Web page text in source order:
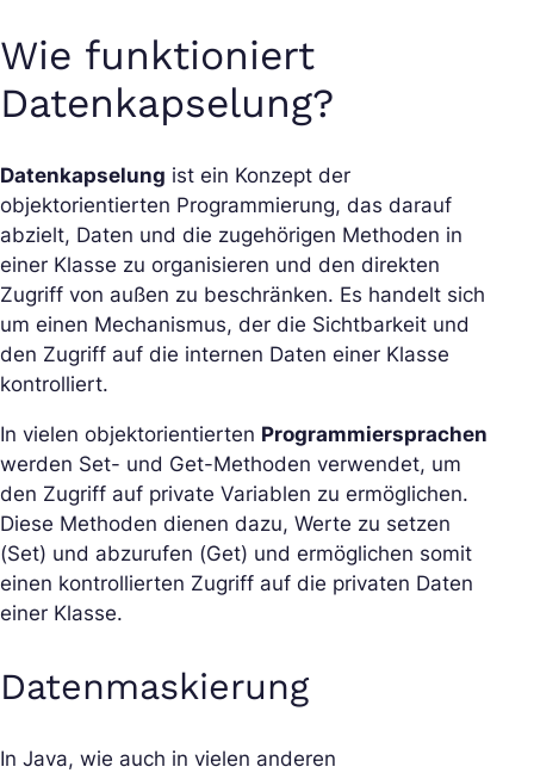
Wie funktioniert
Datenkapselung?
Datenkapselung ist ein Konzept der
objektorientierten Programmierung, das darauf
abzielt, Daten und die zugehörigen Methoden in
einer Klasse zu organisieren und den direkten
Zugriff von außen zu beschränken. Es handelt sich
um einen Mechanismus, der die Sichtbarkeit und
den Zugriff auf die internen Daten einer Klasse
kontrolliert.
In vielen objektorientierten Programmiersprachen
werden Set- und Get-Methoden verwendet, um
den Zugriff auf private Variablen zu ermöglichen.
Diese Methoden dienen dazu, Werte zu setzen
(Set) und abzurufen (Get) und ermöglichen somit
einen kontrollierten Zugriff auf die privaten Daten
einer Klasse.
Datenmaskierung
In Java, wie auch in vielen anderen